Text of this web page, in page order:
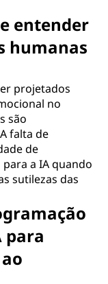
entender
humanas
projetados
no
são
falta de
de
a IA quando
sutilezas das
para